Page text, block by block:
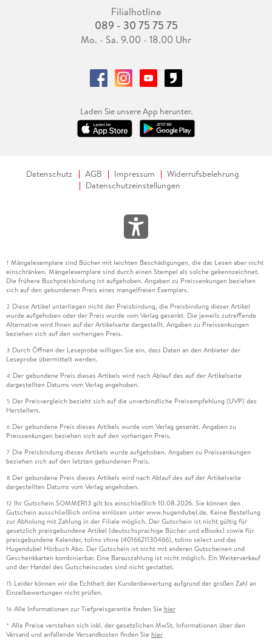
Filialhotline
089 - 30 75 75 75
Mo. - Sa. 9.00 - 18.00 Uhr
Laden Sie unsere App herunter.
Datenschutz AGB Impressum
Widerrufsbelehrung
Datenschutzeinstellungen
1 Mängelexemplare sind Bücher mit leichten Beschädigungen, die das Lesen aber nicht
einschränken. Mängelexemplare sind durch einen Stempel als solche gekennzeichnet.
Die frühere Buchpreisbindung ist aufgehoben. Angaben zu Preissenkungen beziehen
sich auf den gebundenen Preis eines mangelfreien Exemplars.
2 Diese Artikel unterliegen nicht der Preisbindung, die Preisbindung dieser Artikel
wurde aufgehoben oder der Preis wurde vom Verlag gesenkt. Die jeweils zutreffende
Alternative wird Ihnen auf der Artikelseite dargestellt. Angaben zu Preissenkungen
beziehen sich auf den vorherigen Preis.
3 Durch Öffnen der Leseprobe willigen Sie ein, dass Daten an den Anbieter der
Leseprobe übermittelt werden.
4 Der gebundene Preis dieses Artikels wird nach Ablauf des auf der Artikelseite
dargestellten Datums vom Verlag angehoben.
5 Der Preisvergleich bezieht sich auf die unverbindliche Preisempfehlung (UVP) des
Herstellers.
6 Der gebundene Preis dieses Artikels wurde vom Verlag gesenkt. Angaben zu
Preissenkungen beziehen sich auf den vorherigen Preis.
7 Die Preisbindung dieses Artikels wurde aufgehoben. Angaben zu Preissenkungen
beziehen sich auf den letzten gebundenen Preis.
8 Der gebundene Preis dieses Artikels wird nach Ablauf des auf der Artikelseite
dargestellten Datums vom Verlag angehoben.
12 Ihr Gutschein SOMMER13 gilt bis einschließlich 10.08.2026. Sie können den
Gutschein ausschließlich online einlösen unter www.hugendubel.de. Keine Bestellung
zur Abholung mit Zahlung in der Filiale möglich. Der Gutschein ist nicht gültig für
gesetzlich preisgebundene Artikel (deutschsprachige Bücher und eBooks) sowie für
preisgebundene Kalender, tolino shine (4016621130466), tolino select und das
Hugendubel Hörbuch Abo. Der Gutschein ist nicht mit anderen Gutscheinen und
Geschenkkarten kombinierbar. Eine Barauszahlung ist nicht möglich. Ein Weiterverkauf
und der Handel des Gutscheincodes sind nicht gestattet.
15 Leider können wir die Echtheit der Kundenbewertung aufgrund der großen Zahl an
Einzelbewertungen nicht prüfen.
16 Alle Informationen zur Tiefpreisgarantie finden Sie hier
* Alle Preise verstehen sich inkl. der gesetzlichen MwSt. Informationen über den
Versand und anfallende Versandkosten finden Sie hier